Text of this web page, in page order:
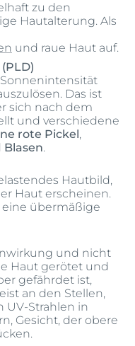
zu den
Hautalterung. Als
und raue Haut auf.
Das ist
sich nach dem
und verschiedene
rote Pickel,
Blasen.
Hautbild,
Haut erscheinen.
eine übermäßige
und nicht
Haut gerötet und
gefährdet ist,
an den Stellen,
UV-Strahlen in
Gesicht, der obere